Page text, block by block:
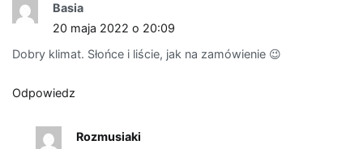
Basia
20 maja 2022 o 20:09
Dobry klimat. Słońce i liście, jak na zamówienie 😉
Odpowiedz
Rozmusiaki